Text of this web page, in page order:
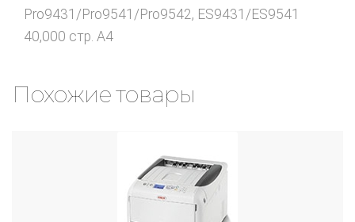
Pro9431/Pro9541/Pro9542, ES9431/ES9541
40,000 стр. A4
Похожие товары